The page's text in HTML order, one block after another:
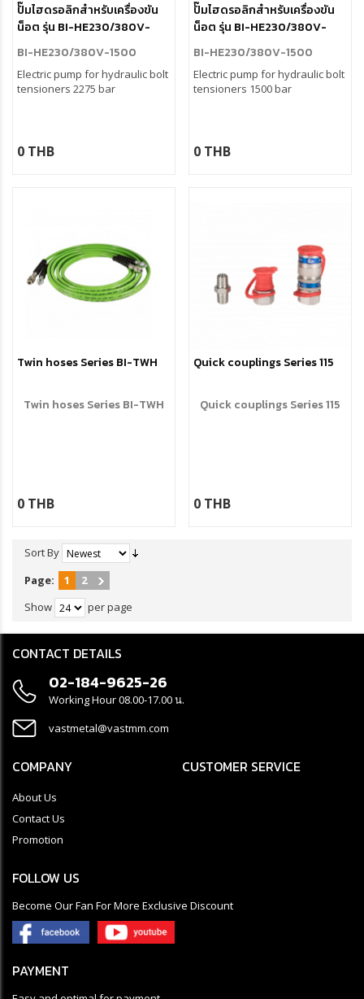
ปั๊มไฮดรอลิกสำหรับเครื่องขัน
น็อต รุ่น BI-HE230/380V-
BI-HE230/380V-1500
Electric pump for hydraulic bolt
tensioners 2275 bar
0 THB
ปั๊มไฮดรอลิกสำหรับเครื่องขัน
น็อต รุ่น BI-HE230/380V-
BI-HE230/380V-1500
Electric pump for hydraulic bolt
tensioners 1500 bar
0 THB
Twin hoses Series BI-TWH
Twin hoses Series BI-TWH
0 THB
Quick couplings Series 115
Quick couplings Series 115
0 THB
Sort By
Page:
1
2
Show
per page
CONTACT DETAILS
02-184-9625-26
Working Hour 08.00-17.00 น.
vastmetal@vastmm.com
COMPANY
About Us
Contact Us
Promotion
CUSTOMER SERVICE
FOLLOW US
Become Our Fan For More Exclusive Discount
PAYMENT